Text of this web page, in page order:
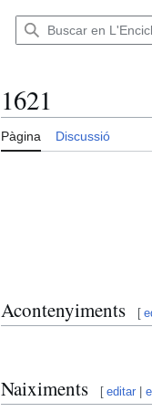
1621
Pàgina Discussió
Acontenyiments [
Naiximents [ editar |